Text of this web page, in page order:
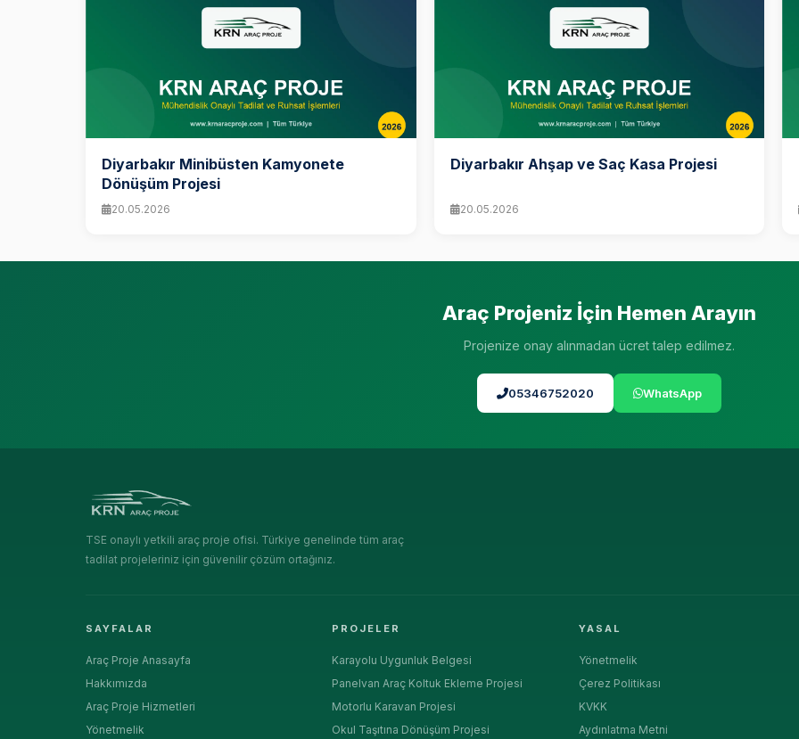
Diyarbakır Minibüsten Kamyonete
Dönüşüm Projesi
20.05.2026
Diyarbakır Ahşap ve Saç Kasa Projesi
20.05.2026
Araç Projeniz İçin Hemen Arayın
Projenize onay alınmadan ücret talep edilmez.
05346752020 WhatsApp
TSE onaylı yetkili araç proje ofisi. Türkiye genelinde tüm araç
tadilat projeleriniz için güvenilir çözüm ortağınız.
SAYFALAR
Araç Proje Anasayfa
Hakkımızda
Araç Proje Hizmetleri
Yönetmelik
PROJELER
Karayolu Uygunluk Belgesi
Panelvan Araç Koltuk Ekleme Projesi
Motorlu Karavan Projesi
Okul Taşıtına Dönüşüm Projesi
YASAL
Yönetmelik
Çerez Politikası
KVKK
Aydınlatma Metni